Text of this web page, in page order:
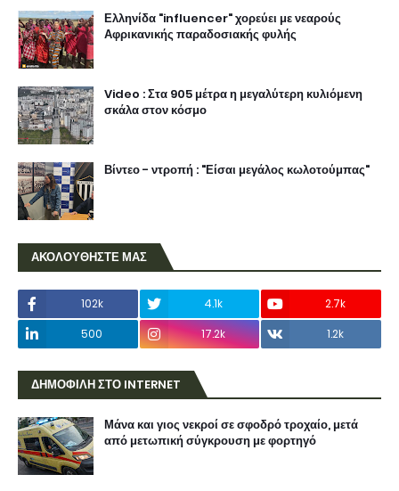
Ελληνίδα "influencer" χορεύει με νεαρούς
Αφρικανικής παραδοσιακής φυλής
Video : Στα 905 μέτρα η μεγαλύτερη κυλιόμενη
σκάλα στον κόσμο
Βίντεο - ντροπή : "Είσαι μεγάλος κωλοτούμπας"
ΑΚΟΛΟΥΘΗΣΤΕ ΜΑΣ
102k 4.1k
2.7k
500
17.2k 1.2k
ΔΗΜΟΦΙΛΗ ΣΤΟ INTERNET
Μάνα και γιος νεκροί σε σφοδρό τροχαίο, μετά
από μετωπική σύγκρουση με φορτηγό